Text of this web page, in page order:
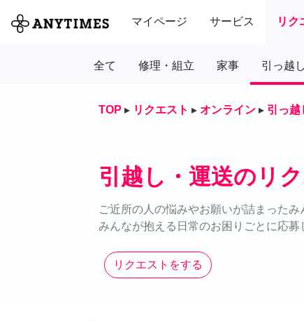
マイページ サービス リク
全て 修理・組立 家事 引っ越し
TOP ▸ リクエスト ▸ オンライン ▸ 引っ越
引越し・運送のリ
ご近所の人の悩みやお願いが詰まったみ
みんなが抱える日常のお困りごとに応募
リクエストをする